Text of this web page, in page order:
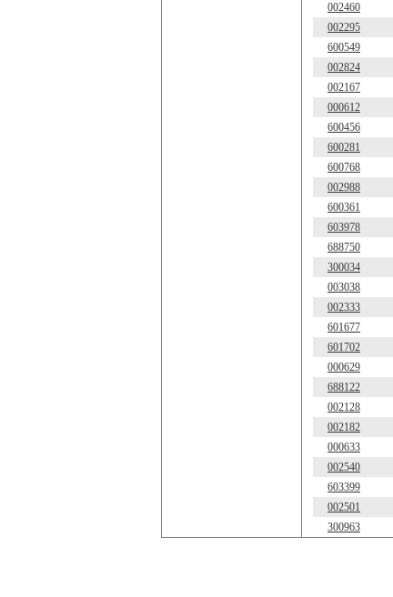
002460
002295
600549
002824
002167
000612
600456
600281
600768
002988
600361
603978
688750
300034
003038
002333
601677
601702
000629
688122
002128
002182
000633
002540
603399
002501
300963